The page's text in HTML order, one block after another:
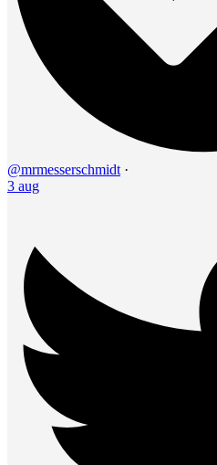
@mrmesserschmidt ·
3 aug